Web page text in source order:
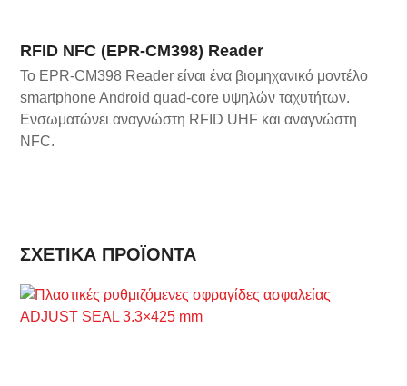
RFID NFC (EPR-CM398) Reader
Το EPR-CM398 Reader είναι ένα βιομηχανικό μοντέλο
smartphone Android quad-core υψηλών ταχυτήτων.
Ενσωματώνει αναγνώστη RFID UHF και αναγνώστη
NFC.
ΣΧΕΤΙΚΆ ΠΡΟΪΌΝΤΑ